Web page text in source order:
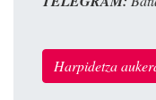
Harpidetza